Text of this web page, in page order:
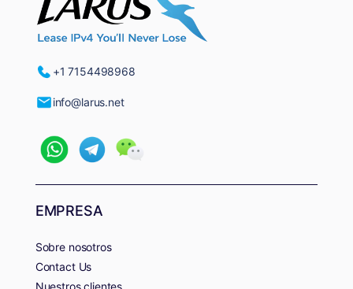
+1 7154498968
info@larus.net
EMPRESA
Sobre nosotros
Contact Us